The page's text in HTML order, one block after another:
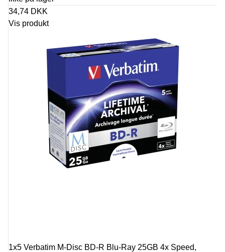
34,74 DKK
Vis produkt
1x5 Verbatim M-Disc BD-R Blu-Ray 25GB 4x Speed,